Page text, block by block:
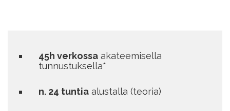
45h verkossa akateemisella
tunnustuksella*
n. 24 tuntia alustalla (teoria)